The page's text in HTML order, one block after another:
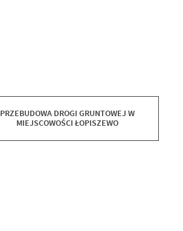
PRZEBUDOWA DROGI GRUNTOWEJ W
MIEJSCOWOŚCI ŁOPISZEWO